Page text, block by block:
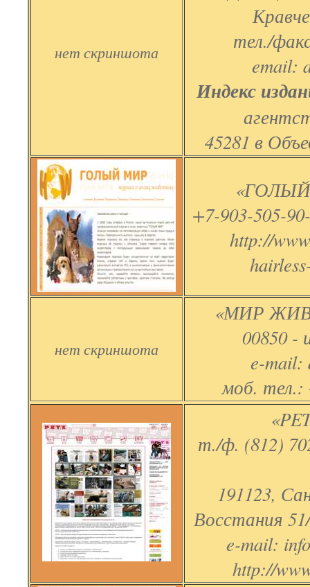
нет скриншота
тел./
email:
Индекс
45281 в
+7-903-505-
http://
нет скриншота
«МИР
00850 -
e-mail:
моб. тел.:
т./ф. (812)
191123,
Восстания
e-mail:
http://